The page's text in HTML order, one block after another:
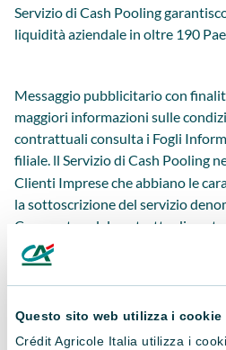
Questo sito web utilizza i cookie
Crédit Agricole Italia utilizza i
Servizio di Cash Pooling
liquidità aziendale in oltre 190
Messaggio pubblicitario con
maggiori informazioni sulle
contrattuali consulta i Fogli
filiale. l Servizio di Cash Pooling
Clienti Imprese che abbiano le
la sottoscrizione del servizio
Corporate e d el contratto di
quest’ultimo è parte integrante.
costituiscono il presupposto
predetti servizi.